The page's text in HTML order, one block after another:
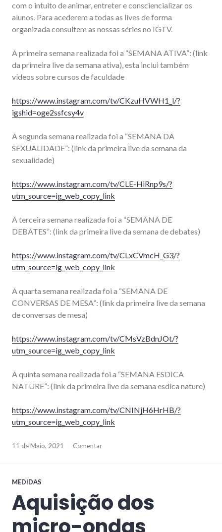
com o intuito de animar, entreter e consciencializar os
alunos. Para acederem a todas as lives de forma
organizada consultem as nossas séries no IGTV.
A primeira semana realizada foi a “SEMANA ATIVA”: (link
da primeira live da semana ativa), esta inclui também
vídeos sobre cursos de faculdade
https://www.instagram.com/tv/CKzuHVWH1_l/?
igshid=oge2ssfcsy4v
A segunda semana realizada foi a “SEMANA DA
SEXUALIDADE”: (link da primeira live da semana da
sexualidade)
https://www.instagram.com/tv/CLE-HiRnp9s/?
utm_source=ig_web_copy_link
A terceira semana realizada foi a “SEMANA DE
DEBATES”: (link da primeira live da semana de debates)
https://www.instagram.com/tv/CLxCVmcH_G3/?
utm_source=ig_web_copy_link
A quarta semana realizada foi a “SEMANA DE
CONVERSAS DE MESA”: (link da primeira live da semana
de conversas de mesa)
https://www.instagram.com/tv/CMsVzBdnJOt/?
utm_source=ig_web_copy_link
A quinta semana realizada foi a “SEMANA ESDICA
NATURE”: (link da primeira live da semana esdica nature)
https://www.instagram.com/tv/CNINjH6HrHB/?
utm_source=ig_web_copy_link
11 de Maio, 2021 Comentar
MEDIDAS
Aquisição dos